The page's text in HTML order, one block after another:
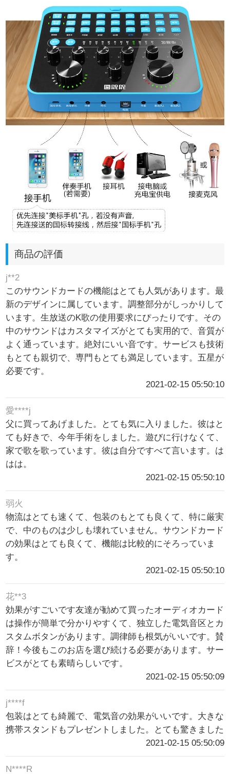
商品の評価
j**2
このサウンドカードの機能はとても人気があります。最
新のデザインに属しています。調整部分がしっかりして
います。生放送のK歌の使用要求にぴったりです。その
中のサウンドはカスタマイズがとても実用的で、音質が
よく通っています。絶対にいい音です。サービスも技術
もとても親切で、専門もとても満足しています。五星が
必要です。
2021-02-15 05:50:10
愛****j
父に買ってあげました。とても気に入りました。彼はと
ても好きで、今年手術をしました。遊びに行けなくて、
家で歌を歌っています。彼は自分ですべて言います。は
はは。
2021-02-15 05:50:10
弱火
物流はとても速くて、包装のもとても良くて、特に厳実
で、中のものは少しも壊れていません。サウンドカード
の効果はとても良くて、機能は比較的にそろっていま
す。
2021-02-15 05:50:10
花**3
効果がすごいです友達が勧めて買ったオーディオカード
は操作が簡単で分かりやすくて、独立した電気音区とカ
スタムボタンがあります。調律師も根気がいいです。賛
辞！今後もこのお店を選び続ける必要があります。サー
ビスがとても素晴らしいです。
2021-02-15 05:50:09
j****f
包装はとても綺麗で、電気音の効果がいいです。大きな
携帯スタンドもプレゼントしました。とても驚きました
2021-02-15 05:50:09
N****R